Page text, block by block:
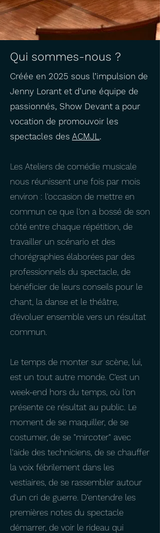
Qui sommes-nous ?
Créée en 2025 sous l’impulsion de
Jenny Lorant et d’une équipe de
passionnés, Show Devant a pour
vocation de promouvoir les
spectacles des ACMJL.
Les Ateliers de comédie musicale
nous réunissent une fois par mois
environ : l'occasion de mettre en
commun ce que l'on a bossé de son
côté entre chaque répétition, de
travailler un scénario et des
chorégraphies élaborées par des
professionnels du spectacle, de
bénéficier de leurs conseils pour le
chant, la danse et le théâtre,
d'évoluer ensemble vers un résultat
commun.
Le temps de monter sur scène, lui,
est un tout autre monde. C'est un
week-end hors du temps, où l'on
présente ce résultat au public. Le
moment de se maquiller, de se
costumer, de se "mircoter" avec
l'aide des techniciens, de se chauffer
la voix fébrilement dans les
vestiaires, de se rassembler autour
d'un cri de guerre. D'entendre les
premières notes du spectacle
démarrer, de voir le rideau qui